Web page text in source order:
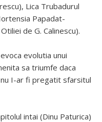
Lica Trubadurul
Papadat-
de G. Calinescu).
evolutia unui
sa triumfe daca
I-ar fi pregatit sfarsitul
intai (Dinu Paturica)